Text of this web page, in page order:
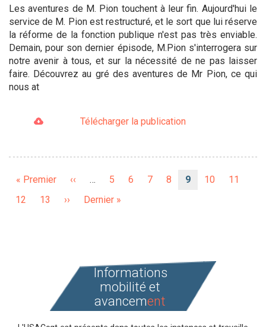
Les aventures de M. Pion touchent à leur fin. Aujourd'hui le
service de M. Pion est restructuré, et le sort que lui réserve
la réforme de la fonction publique n'est pas très enviable.
Demain, pour son dernier épisode, M.Pion s'interrogera sur
notre avenir à tous, et sur la nécessité de ne pas laisser
faire. Découvrez au gré des aventures de Mr Pion, ce qui
nous at
Télécharger la publication
Première
« Premier
Page
‹‹ … Page
5 Page
6 Page
7 Page
8
Page
9 Page
10 Page
11
Page
12 Page
13
Page
››
Dernière
Dernier »
Informations
mobilité et
avancement